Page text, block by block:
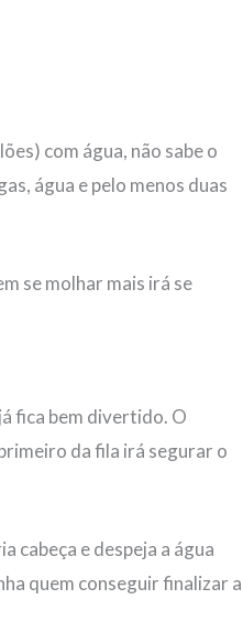
com água, não sabe o
água e pelo menos duas
se molhar mais irá se
fica bem divertido. O
da fila irá segurar o
cabeça e despeja a água
quem conseguir finalizar a